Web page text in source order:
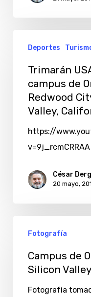
Deportes
Trimarán
campus de
Redwood
Valley,
https://
v=9j_rcmCRRAA
César
20 mayo,
Oracle
Fotografía
Campus de
Silicon Valley
Fotografía